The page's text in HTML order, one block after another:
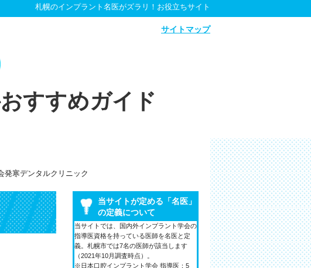
札幌のインプラント名医がズラリ！お役立ちサイト
サイトマップ
すすめガイド
発寒デンタルクリニック
当サイトが定める「名医」
の定義について
当サイトでは、国内外インプラント学会の
指導医資格を持っている医師を名医と定
義。札幌市では7名の医師が該当します
（2021年10月調査時点）。
※日本口腔インプラント学会 指導医：5